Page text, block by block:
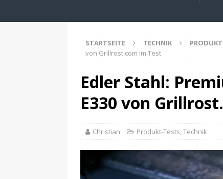
STARTSEITE TECHNIK
von Grillrost.com im Test
Edler Stahl:
E330 von
Christian Produkt-Tests,Technik